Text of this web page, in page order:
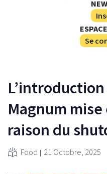
Se
Magnum
raison du
Food 21 Octobre, 2025